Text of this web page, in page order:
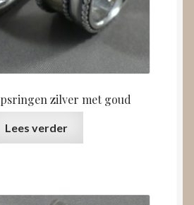
zilver met goud
Lees verder